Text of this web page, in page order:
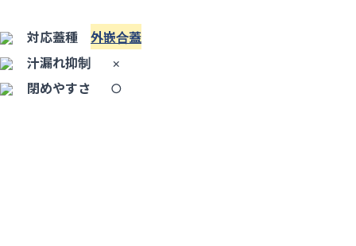
対応蓋種 外嵌合蓋
汁漏れ抑制
×
閉めやすさ
○